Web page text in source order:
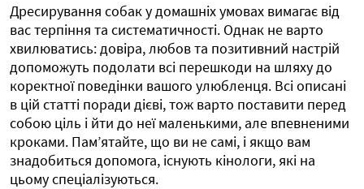
Дресирування собак у домашніх умовах вимагає від
вас терпіння та систематичності. Однак не варто
хвилюватись: довіра, любов та позитивний настрій
допоможуть подолати всі перешкоди на шляху до
коректної поведінки вашого улюбленця. Всі описані
в цій статті поради дієві, тож варто поставити перед
собою ціль і йти до неї маленькими, але впевненими
кроками. Пам’ятайте, що ви не самі, і якщо вам
знадобиться допомога, існують кінологи, які на
цьому спеціалізуються.